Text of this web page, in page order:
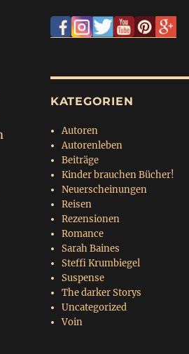
KATEGORIEN
Autoren
Autorenleben
Beiträge
Kinder brauchen Bücher!
Neuerscheinungen
Reisen
Rezensionen
Romance
Sarah Baines
Steffi Krumbiegel
Suspense
The darker Storys
Uncategorized
Voin